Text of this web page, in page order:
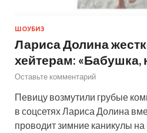
ШОУБИЗ
Лариса Долина
хейтерам: «Бабушка,
Оставьте комментарий
Певицу возмутили грубые
в соцсетях Лариса Долина
проводит зимние каникулы